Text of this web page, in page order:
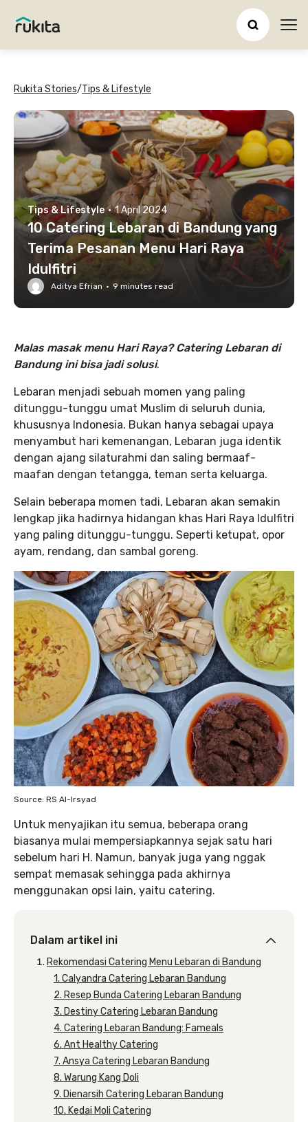
Rukita Stories/Tips & Lifestyle
Tips & Lifestyle · 1 April 2024
10 Catering Lebaran di Bandung yang
Terima Pesanan Menu Hari Raya
Idulfitri
Aditya Efrian · 9 minutes read
Malas masak menu Hari Raya? Catering Lebaran di
Bandung ini bisa jadi solusi.
Lebaran menjadi sebuah momen yang paling
ditunggu-tunggu umat Muslim di seluruh dunia,
khususnya Indonesia. Bukan hanya sebagai upaya
menyambut hari kemenangan, Lebaran juga identik
dengan ajang silaturahmi dan saling bermaaf-
maafan dengan tetangga, teman serta keluarga.
Selain beberapa momen tadi, Lebaran akan semakin
lengkap jika hadirnya hidangan khas Hari Raya Idulfitri
yang paling ditunggu-tunggu. Seperti ketupat, opor
ayam, rendang, dan sambal goreng.
Source: RS Al-Irsyad
Untuk menyajikan itu semua, beberapa orang
biasanya mulai mempersiapkannya sejak satu hari
sebelum hari H. Namun, banyak juga yang nggak
sempat memasak sehingga pada akhirnya
menggunakan opsi lain, yaitu catering.
Dalam artikel ini
Rekomendasi Catering Menu Lebaran di Bandung
1. Calyandra Catering Lebaran Bandung
2. Resep Bunda Catering Lebaran Bandung
3. Destiny Catering Lebaran Bandung
4. Catering Lebaran Bandung: Fameals
6. Ant Healthy Catering
7. Ansya Catering Lebaran Bandung
8. Warung Kang Doli
9. Dienarsih Catering Lebaran Bandung
10. Kedai Moli Catering